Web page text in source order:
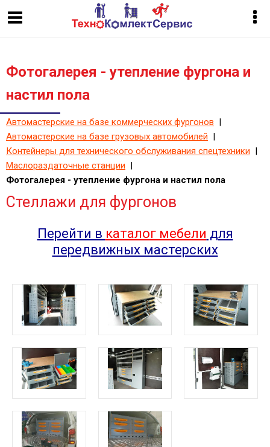
Фотогалерея - утепление фургона и
настил пола
Автомастерские на базе коммерческих фургонов |
Автомастерские на базе грузовых автомобилей |
Контейнеры для технического обслуживания спецтехники |
Маслораздаточные станции |
Фотогалерея - утепление фургона и настил пола
Стеллажи для фургонов
Перейти в каталог мебели для
передвижных мастерских